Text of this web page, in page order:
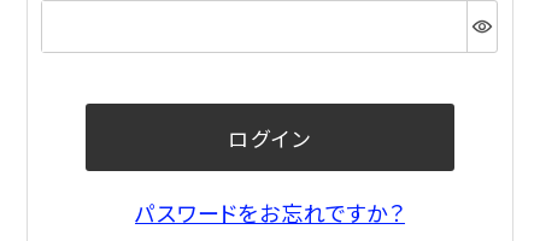
ログイン
パスワードをお忘れですか？